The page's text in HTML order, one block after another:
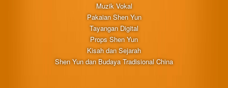
Muzik Vokal
Pakaian Shen Yun
Tayangan Digital
Props Shen Yun
Kisah dan Sejarah
Shen Yun dan Budaya Tradisional China